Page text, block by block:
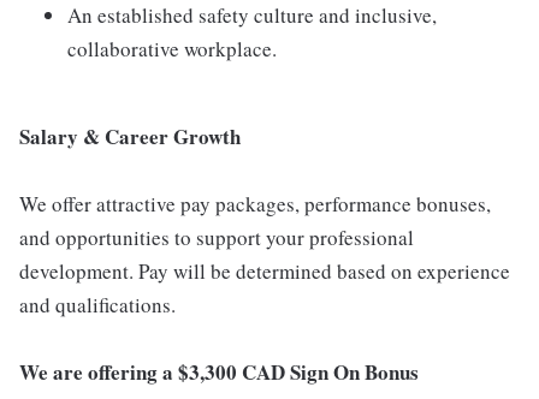
An established safety culture and inclusive,
collaborative workplace.
Salary & Career Growth
We offer attractive pay packages, performance bonuses,
and opportunities to support your professional
development. Pay will be determined based on experience
and qualifications.
We are offering a $3,300 CAD Sign On Bonus